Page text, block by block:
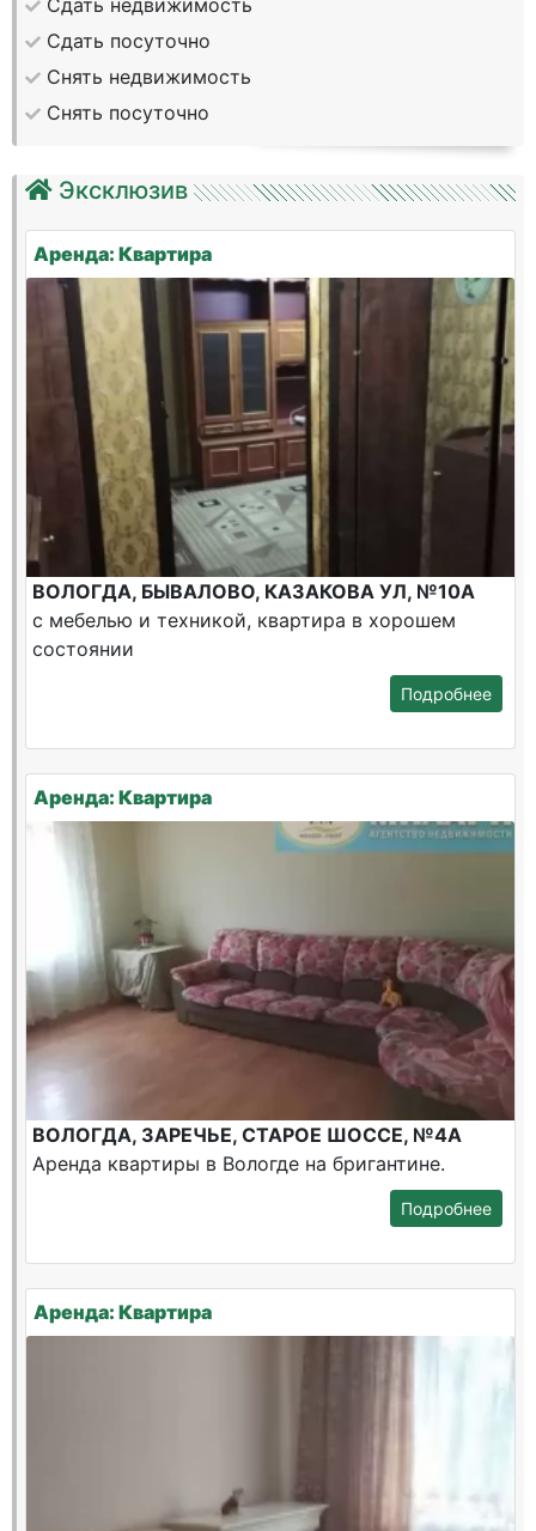
Сдать недвижимость
Сдать посуточно
Снять недвижимость
Снять посуточно
Эксклюзив
Аренда: Квартира
ВОЛОГДА, БЫВАЛОВО, КАЗАКОВА УЛ, №10А
с мебелью и техникой, квартира в хорошем
состоянии
Подробнее
Аренда: Квартира
ВОЛОГДА, ЗАРЕЧЬЕ, СТАРОЕ ШОССЕ, №4А
Аренда квартиры в Вологде на бригантине.
Подробнее
Аренда: Квартира